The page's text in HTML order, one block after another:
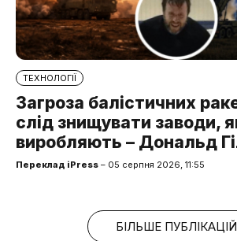
ТЕХНОЛОГІЇ
Загроза балістичних
слід знищувати заводи,
виробляють – Дональд
Переклад iPress – 05 серпня 2026, 11:55
БІЛЬШЕ ПУБЛІКАЦІЙ